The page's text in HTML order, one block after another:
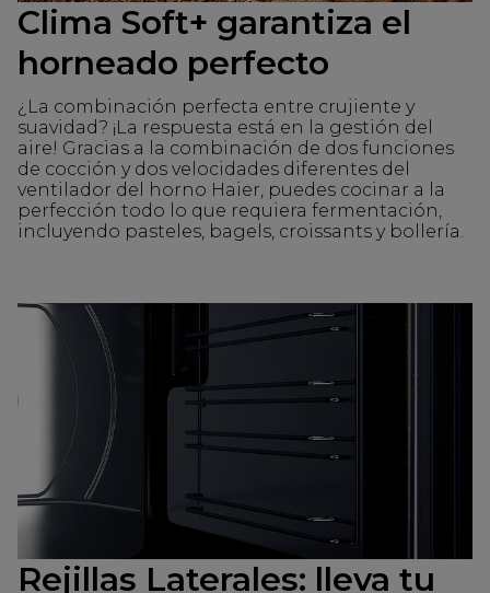
Clima Soft+ garantiza el
horneado perfecto
¿La combinación perfecta entre crujiente y
suavidad? ¡La respuesta está en la gestión del
aire! Gracias a la combinación de dos funciones
de cocción y dos velocidades diferentes del
ventilador del horno Haier, puedes cocinar a la
perfección todo lo que requiera fermentación,
incluyendo pasteles, bagels, croissants y bollería.
Rejillas Laterales: lleva tu